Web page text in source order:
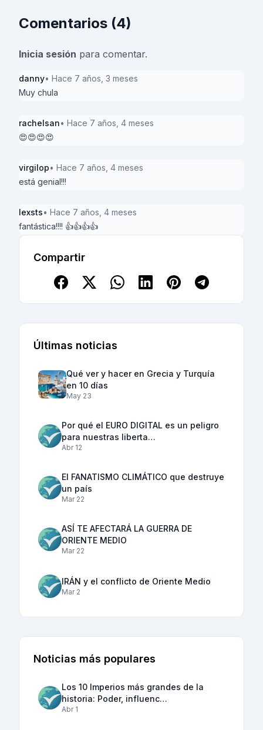
Comentarios (4)
Inicia sesión para comentar.
danny• Hace 7 años, 3 meses
Muy chula
rachelsan• Hace 7 años, 4 meses
😍😍😍😍
virgilop• Hace 7 años, 4 meses
está genial!!!
lexsts• Hace 7 años, 4 meses
fantástica!!!! 👍👍👍👍
Compartir
Últimas noticias
Qué ver y hacer en Grecia y Turquía
en 10 días
May 23
Por qué el EURO DIGITAL es un peligro
para nuestras liberta…
Abr 12
El FANATISMO CLIMÁTICO que destruye
un país
Mar 22
ASÍ TE AFECTARÁ LA GUERRA DE
ORIENTE MEDIO
Mar 22
IRÁN y el conflicto de Oriente Medio
Mar 2
Noticias más populares
Los 10 Imperios más grandes de la
historia: Poder, influenc…
Abr 1